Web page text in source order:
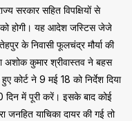
सरकार सहित विपक्षियों से
को होगी। यह आदेश जस्टिस जेजे
के निवासी फूलचंद्र मौर्या की
अशोक कुमार श्रीवास्तव ने बहस
कोर्ट ने 9 मई 18 को निर्देश दिया
दिन में पूरी करें। इसके बाद कोई
जनहित याचिका दायर की गई तो